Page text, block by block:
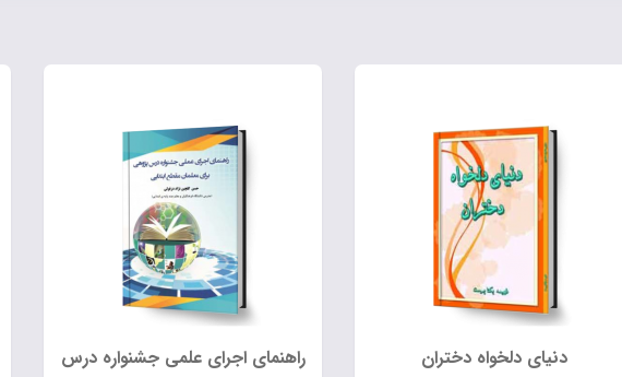
دنیای دلخواه دختران
راهنمای اجرای علمی جشنواره درس